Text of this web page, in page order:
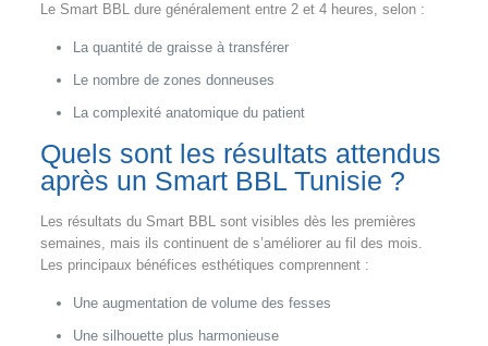
Le Smart BBL dure généralement entre 2 et 4 heures, selon :
La quantité de graisse à transférer
Le nombre de zones donneuses
La complexité anatomique du patient
Quels sont les résultats attendus
après un Smart BBL Tunisie ?
Les résultats du Smart BBL sont visibles dès les premières
semaines, mais ils continuent de s’améliorer au fil des mois.
Les principaux bénéfices esthétiques comprennent :
Une augmentation de volume des fesses
Une silhouette plus harmonieuse